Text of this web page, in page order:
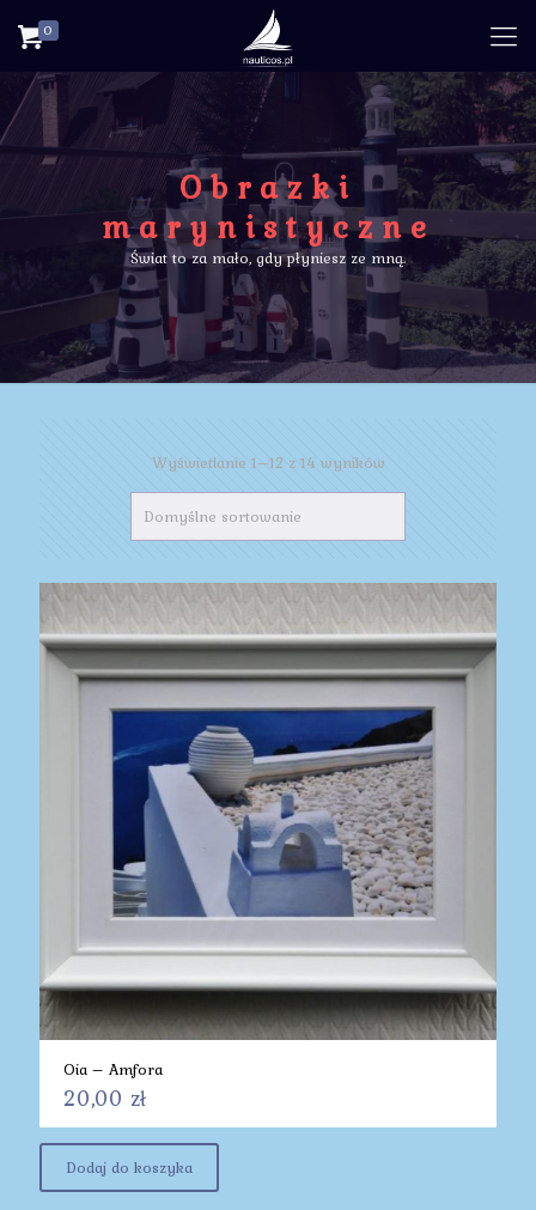
0
Obrazki
marynistyczne
Świat to za mało, gdy płyniesz ze mną.
Wyświetlanie 1–12 z 14 wyników
Oia – Amfora
20,00 zł
Dodaj do koszyka